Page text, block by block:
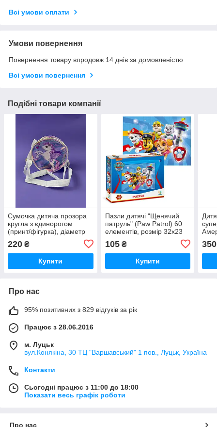
Всі умови оплати
Умови повернення
Повернення товару впродовж 14 днів за домовленістю
Всі умови повернення
Подібні товари компанії
Сумочка дитяча прозора
кругла з єдинорогом
(принт/фігурка), діаметр
образу та дрібниць C2267
220 ₴
Купити
Пазли дитячі "Щенячий
патруль" (Paw Patrol) 60
елементів, розмір 32х23
см, картонні, для дітей від
3-5 років Dodo 200147
105₴
Купити
2
350
Про нас
95% позитивних з 829 відгуків за рік
Працює з 28.06.2016
м. Луцьк
вул.Конякіна, 30 ТЦ "Варшавський" 1 пов., Луцьк, Україна
Контакти
Сьогодні працює з 11:00 до 18:00
Показати весь графік роботи
Про нас